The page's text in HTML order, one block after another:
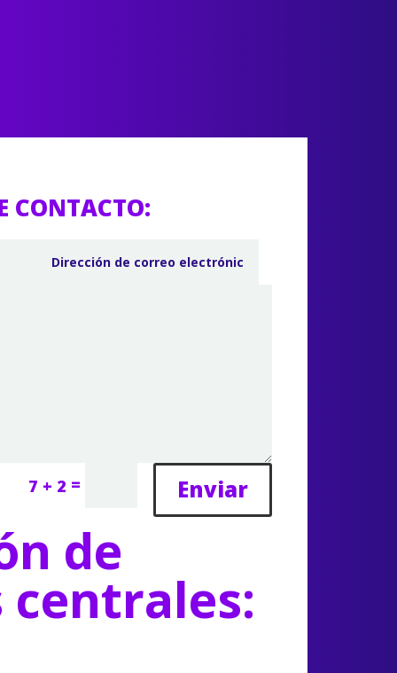
CONTACTO:
7 + 2 = Enviar
de